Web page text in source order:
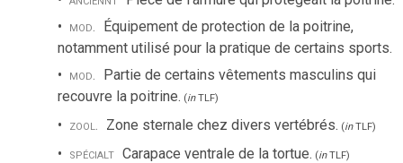
mod. Équipement de protection de la poitrine,
notamment utilisé pour la pratique de certains sports.
mod. Partie de certains vêtements masculins qui
recouvre la poitrine. (inTLF)
zool. Zone sternale chez divers vertébrés. (inTLF)
spécialt Carapace ventrale de la tortue. (inTLF)